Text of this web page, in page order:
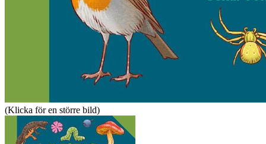
(Klicka för en större bild)